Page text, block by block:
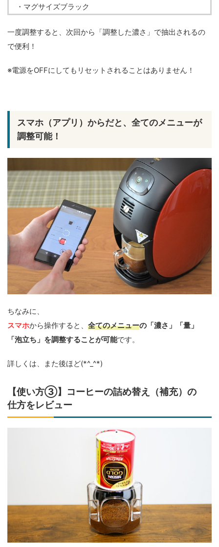
・マグサイズブラック
一度調整すると、次回から「調整した濃さ」で抽出されるの
で便利！
※電源をOFFにしてもリセットされることはありません！
スマホ（アプリ）からだと、全てのメニューが
調整可能！
ちなみに、
スマホから操作すると、 全てのメニューの「濃さ」「量」
「泡立ち」を調整することが可能です。
詳しくは、また後ほど(*^_^*)
【使い方③】コーヒーの詰め替え（補充）の
仕方をレビュー